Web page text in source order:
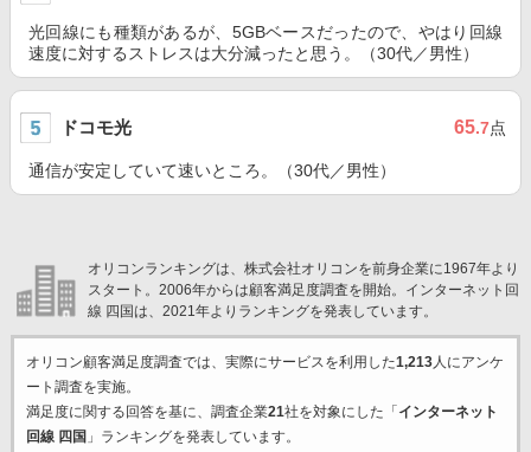
光回線にも種類があるが、5GBベースだったので、やはり回線
速度に対するストレスは大分減ったと思う。（30代／男性）
ドコモ光 65.7点
通信が安定していて速いところ。（30代／男性）
オリコンランキングは、株式会社オリコンを前身企業に1967年より
スタート。2006年からは顧客満足度調査を開始。インターネット回
線 四国は、2021年よりランキングを発表しています。
オリコン顧客満足度調査では、実際にサービスを利用した1,213人にアンケ
ート調査を実施。
満足度に関する回答を基に、調査企業21社を対象にした「 インターネット
回線 四国 」ランキングを発表しています。